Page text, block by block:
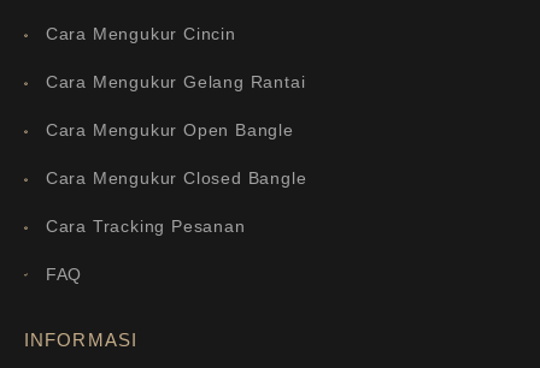
Cara Mengukur Cincin
Cara Mengukur Gelang Rantai
Cara Mengukur Open Bangle
Cara Mengukur Closed Bangle
Cara Tracking Pesanan
FAQ
INFORMASI